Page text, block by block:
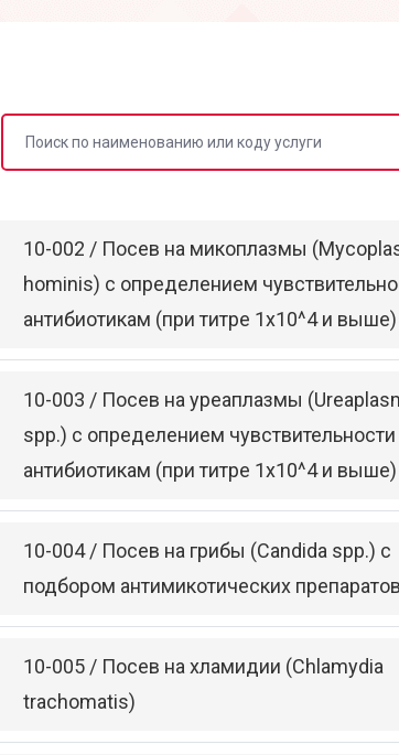
10-002 / Посев на микоплазмы
hominis) с определением
антибиотикам (при титре 1х10^4 и выше)
10-003 / Посев на уреаплазмы
spp.) с определением чувствительности
антибиотикам (при титре 1х10^4 и выше)
10-004 / Посев на грибы (Candida spp.) с
подбором антимикотических препаратов
10-005 / Посев на хламидии (Chlamydia
trachomatis)